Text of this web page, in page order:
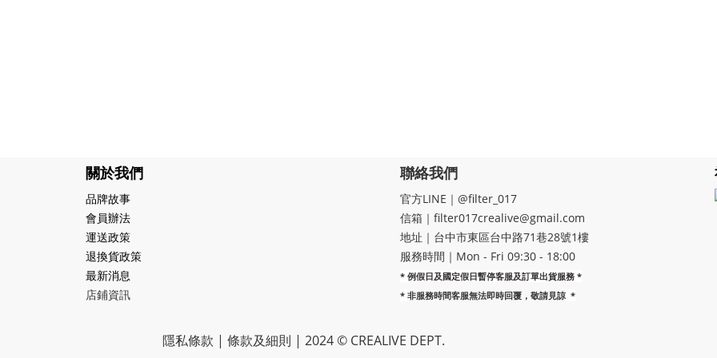
關於我們
品牌故事
會員辦法
運送政策
退換貨政策
最新消息
店鋪資訊
聯絡我們
官方LINE｜@filter_017
信箱｜filter017crealive@gmail.com
地址｜​台中市東區台中路71巷28號1樓
服務時間｜Mon - Fri 09:30 - 18:00
* 例假日及國定假日暫停客服及訂單出貨服務 *
* 非服務時間客服無法即時回覆，敬請見諒 *
隱私條款 | 條款及細則 | 2024 © CREALIVE DEPT.